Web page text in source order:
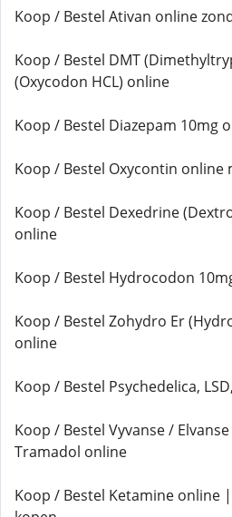
Koop / Bestel Ativan online
Koop / Bestel DMT
(Oxycodon HCL) online
Koop / Bestel Diazepam 10mg
Koop / Bestel Oxycontin online
Koop / Bestel Dexedrine
online
Koop / Bestel Hydrocodon
Koop / Bestel Zohydro Er
online
Koop / Bestel Psychedelica,
Koop / Bestel Vyvanse /
Tramadol online
Koop / Bestel Ketamine online